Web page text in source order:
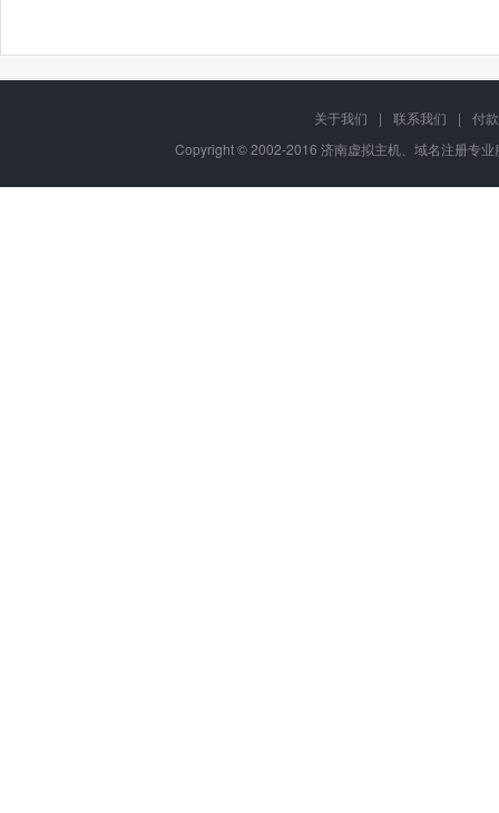
关于我们 | 联系我们 |
付
Copyright © 2002-2016 济南虚拟主机、域名注册专